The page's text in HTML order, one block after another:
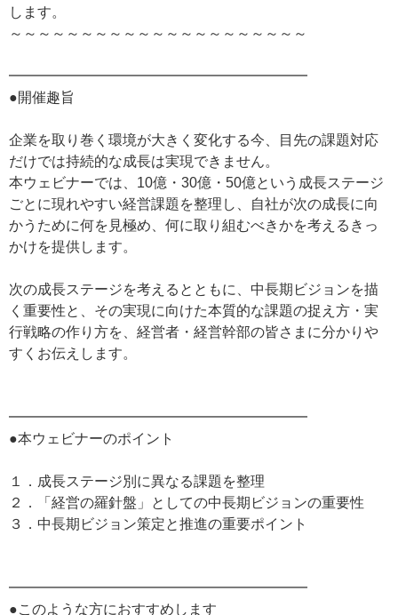
します。
～～～～～～～～～～～～～～～～～～～～～
━━━━━━━━━━━━━━━━━━━━━
●開催趣旨
企業を取り巻く環境が大きく変化する今、目先の課題対応
だけでは持続的な成長は実現できません。
本ウェビナーでは、10億・30億・50億という成長ステージ
ごとに現れやすい経営課題を整理し、自社が次の成長に向
かうために何を見極め、何に取り組むべきかを考えるきっ
かけを提供します。
次の成長ステージを考えるとともに、中長期ビジョンを描
く重要性と、その実現に向けた本質的な課題の捉え方・実
行戦略の作り方を、経営者・経営幹部の皆さまに分かりや
すくお伝えします。
━━━━━━━━━━━━━━━━━━━━━
●本ウェビナーのポイント
１．成長ステージ別に異なる課題を整理
２．「経営の羅針盤」としての中長期ビジョンの重要性
３．中長期ビジョン策定と推進の重要ポイント
━━━━━━━━━━━━━━━━━━━━━
●このような方におすすめします